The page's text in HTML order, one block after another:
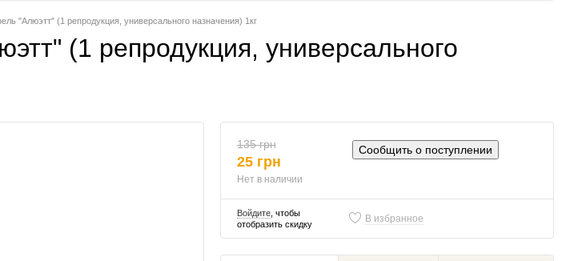
"Алюэтт" (1 репродукция, универсального назначения) 1кг
(1 репродукция, универсального
135 грн
25 грн
Нет в наличии
Сообщить о поступлении
Войдите, чтобы
отобразить скидку
В избранное